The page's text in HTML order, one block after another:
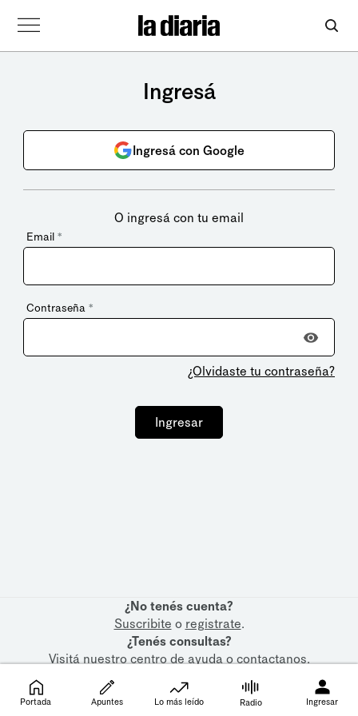
Ingresá
Ingresá con Google
O ingresá con tu email
Email *
Contraseña *
¿Olvidaste tu contraseña?
Ingresar
¿No tenés cuenta?
Suscribite o registrate.
¿Tenés consultas?
Visitá nuestrocentro de ayudaocontactanos.
Portada Apuntes Lo más leído Radio Ingresar